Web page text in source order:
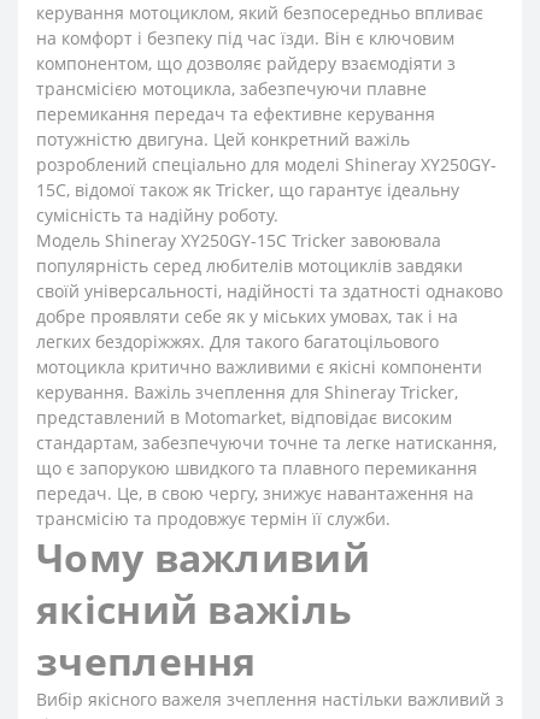
керування мотоциклом, який безпосередньо впливає
на комфорт і безпеку під час їзди. Він є ключовим
компонентом, що дозволяє райдеру взаємодіяти з
трансмісією мотоцикла, забезпечуючи плавне
перемикання передач та ефективне керування
потужністю двигуна. Цей конкретний важіль
розроблений спеціально для моделі Shineray XY250GY-
15С, відомої також як Tricker, що гарантує ідеальну
сумісність та надійну роботу.
Модель Shineray XY250GY-15С Tricker завоювала
популярність серед любителів мотоциклів завдяки
своїй універсальності, надійності та здатності однаково
добре проявляти себе як у міських умовах, так і на
легких бездоріжжях. Для такого багатоцільового
мотоцикла критично важливими є якісні компоненти
керування. Важіль зчеплення для Shineray Tricker,
представлений в Motomarket, відповідає високим
стандартам, забезпечуючи точне та легке натискання,
що є запорукою швидкого та плавного перемикання
передач. Це, в свою чергу, знижує навантаження на
трансмісію та продовжує термін її служби.
Чому важливий
якісний важіль
зчеплення
Вибір якісного важеля зчеплення настільки важливий з